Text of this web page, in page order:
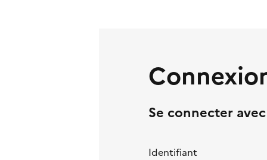
Se connecter
Identifiant